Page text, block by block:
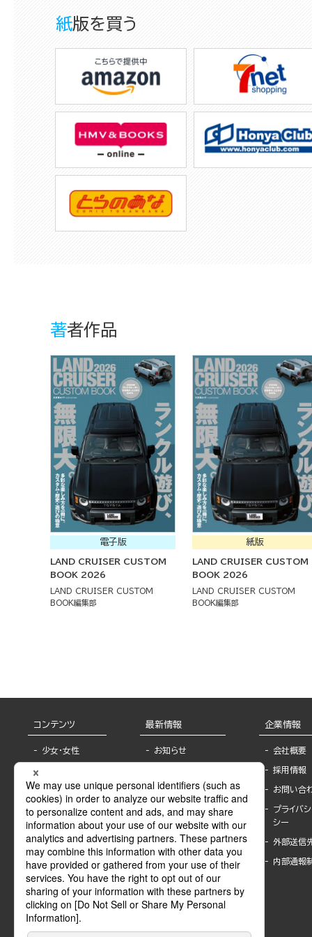
紙版を買う
著者作品
電子版
LAND CRUISER CUSTOM
BOOK 2026
LAND CRUISER CUSTOM
BOOK編集部
紙版
LAND CRUISER CUSTOM
BOOK 2026
LAND CRUISER CUSTOM
BOOK編集部
コンテンツ
少女・女性
BL
ライトノベル
青年・一般
グラビア・写真
モーター誌
SPECIAL
Sublicense
最新情報
お知らせ
報
書店様へ
海外ライセンシー
公式SNSアカウ
ント
作家一覧
Keyword list
Author list
企業情報
会社概要
採用情報
お問い合
プライバ
シー
外部送信
内部通報